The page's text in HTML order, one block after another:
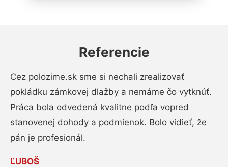
Referencie
Cez polozime.sk sme si nechali zrealizovať
pokládku zámkovej dlažby a nemáme čo vytknúť.
Práca bola odvedená kvalitne podľa vopred
stanovenej dohody a podmienok. Bolo vidieť, že
pán je profesionál.
ĽUBOŠ